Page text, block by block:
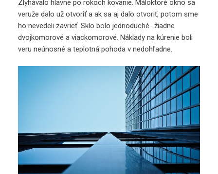
Zlyhávalo hlavne po rokoch kovanie. Máloktoré okno sa
veruže dalo už otvoriť a ak sa aj dalo otvoriť, potom sme
ho nevedeli zavrieť. Sklo bolo jednoduché- žiadne
dvojkomorové a viackomorové. Náklady na kúrenie boli
veru neúnosné a teplotná pohoda v nedohľadne.